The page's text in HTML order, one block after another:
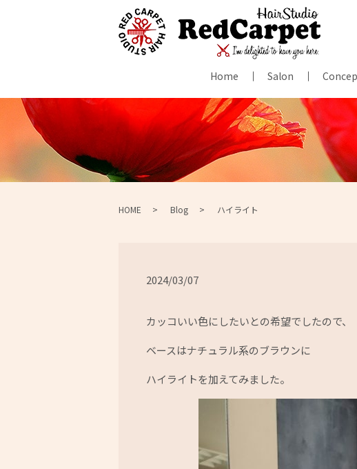
Home Salon
HOME Blog ハイライト
2024/03/07
カッコいい色にしたいとの希望でしたので、
ベースはナチュラル系のブラウンに
ハイライトを加えてみました。